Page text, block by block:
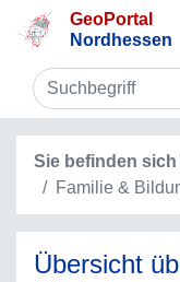
GeoPortal
Nordhessen
Sie befinden sich
Familie &
Übersicht